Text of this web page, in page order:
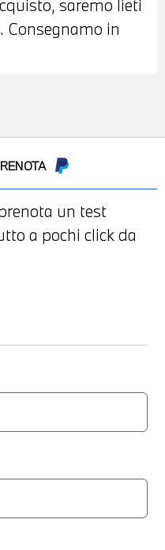
saremo lieti
Consegnamo in
un test
a pochi click da